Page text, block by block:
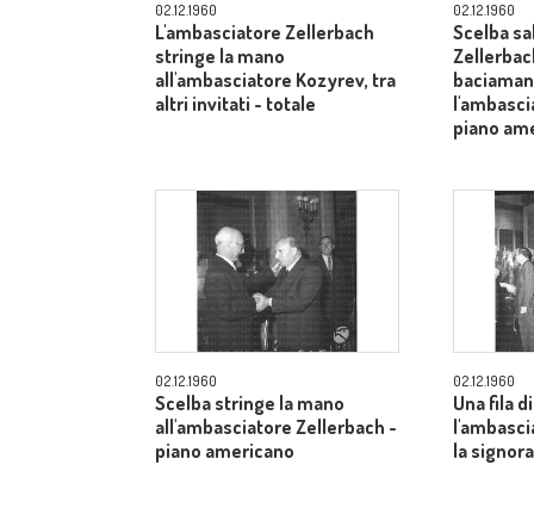
02.12.1960
L'ambasciatore Zellerbach
stringe la mano
all'ambasciatore Kozyrev, tra
altri invitati - totale
02.12.1960
Scelba
piano
02.12.1960
Scelba stringe la mano
all'ambasciatore Zellerbach -
piano americano
02.12.1960
Una fila
la